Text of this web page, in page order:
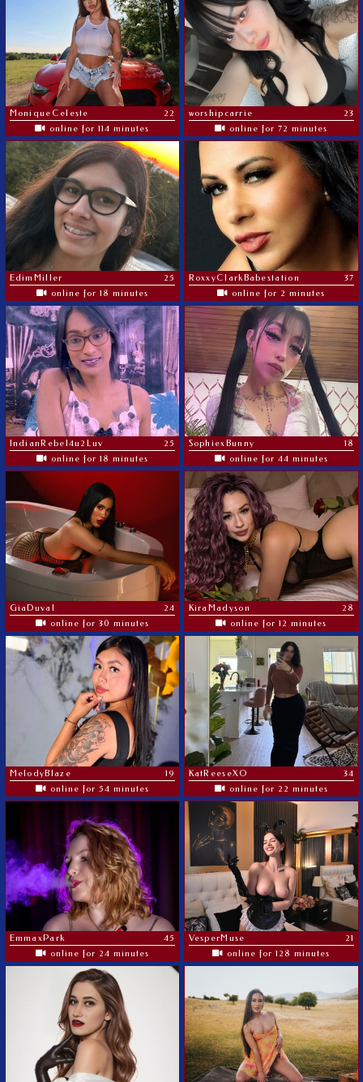
MoniqueCeleste
22
online for 114 minutes
worshipcarrie
23
online for 72 minutes
EdimMiller
25
online for 18 minutes
RoxxyClarkBabestation
37
online for 2 minutes
IndianRebel4u2Luv
25
online for 18 minutes
SophiexBunny
18
online for 44 minutes
GiaDuval
24
online for 30 minutes
KiraMadyson
28
online for 12 minutes
MelodyBlaze
19
online for 54 minutes
KatReeseXO
34
online for 22 minutes
EmmaxPark
45
online for 24 minutes
VesperMuse
21
online for 128 minutes